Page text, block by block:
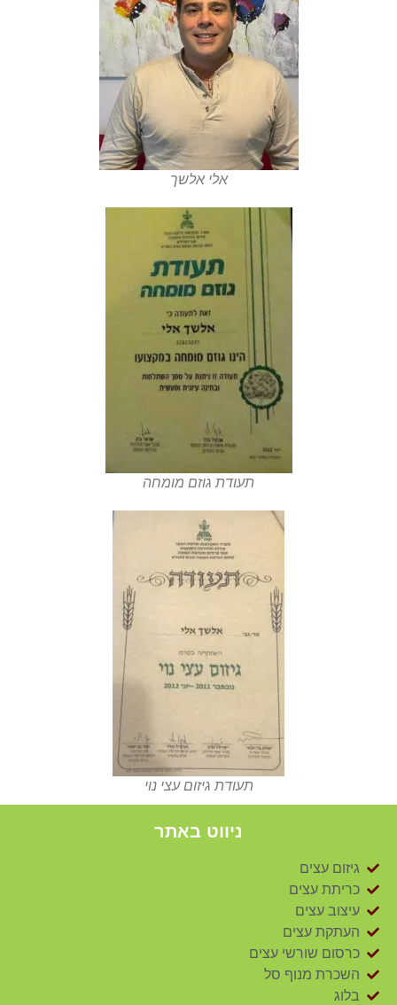
אלי אלשך
תעודת גוזם מומחה
תעודת גיזום עצי נוי
ניווט באתר
גיזום עצים
כריתת עצים
עיצוב עצים
העתקת עצים
כרסום שורשי עצים
השכרת מנוף סל
בלוג